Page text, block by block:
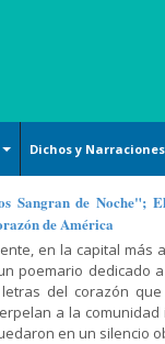
Gnosis
y Historia
Dichos y Narraciones
Sangran de Noche";
de América
en la capital más
poemario dedicado
del corazón
a la
en un silencio